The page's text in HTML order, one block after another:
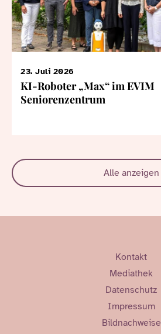
23. Juli 2026
KI-Roboter „Max“ im EVIM
Seniorenzentrum
Alle anzeigen
Kontakt
Mediathek
Datenschutz
Impressum
Bildnachweise